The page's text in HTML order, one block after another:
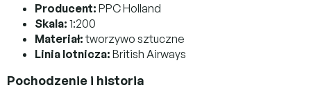
Producent: PPC Holland
Skala: 1:200
Materiał:tworzywo sztuczne
Linia lotnicza: British Airways
Pochodzenie i historia